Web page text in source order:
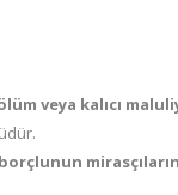
veya kalıcı
borçlunun